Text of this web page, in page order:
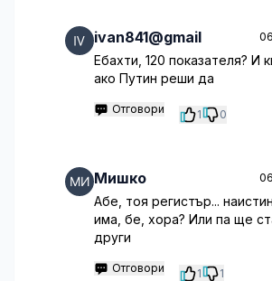
ivan841@gmail
Ебахти, 120 показателя? И
ако Путин реши да
Отговори 1 0
Мишко
Абе, тоя регистър...
има, бе, хора? Или па ще
други
Отговори 1 1